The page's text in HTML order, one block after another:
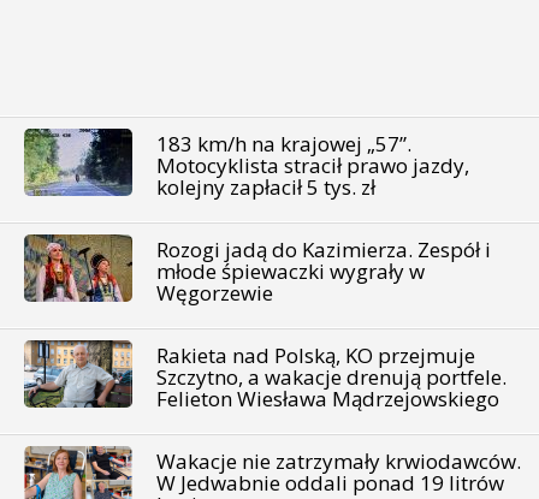
183 km/h na krajowej „57”.
Motocyklista stracił prawo jazdy,
kolejny zapłacił 5 tys. zł
Rozogi jadą do Kazimierza. Zespół i
młode śpiewaczki wygrały w
Węgorzewie
Rakieta nad Polską, KO przejmuje
Szczytno, a wakacje drenują portfele.
Felieton Wiesława Mądrzejowskiego
Wakacje nie zatrzymały krwiodawców.
W Jedwabnie oddali ponad 19 litrów